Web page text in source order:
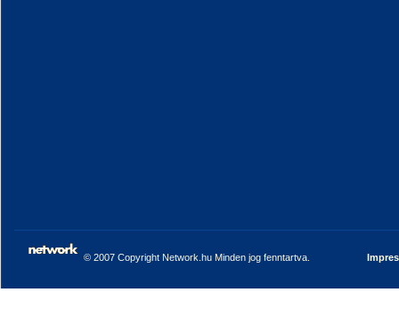
© 2007 Copyright Network.hu Minden jog fenntartva.